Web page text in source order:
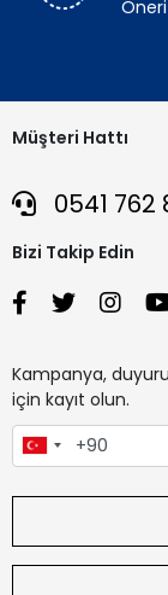
Müşteri Hattı
0541 762
Bizi Takip Edin
Kampanya,
için kayıt olun.